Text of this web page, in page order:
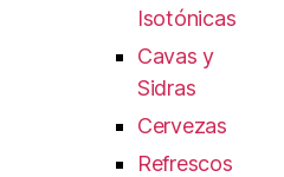
Isotónicas
Cavas y
Sidras
Cervezas
Refrescos